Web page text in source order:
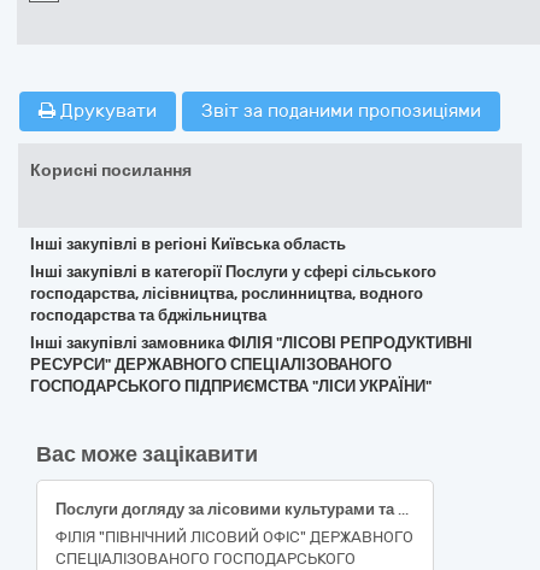
Друкувати Звіт за поданими пропозиціями
Корисні посилання
Інші закупівлі в регіоні Київська область
Інші закупівлі в категорії Послуги у сфері сільського
господарства, лісівництва, рослинництва, водного
господарства та бджільництва
Інші закупівлі замовника ФІЛІЯ "ЛІСОВІ РЕПРОДУКТИВНІ
РЕСУРСИ" ДЕРЖАВНОГО СПЕЦІАЛІЗОВАНОГО
ГОСПОДАРСЬКОГО ПІДПРИЄМСТВА "ЛІСИ УКРАЇНИ"
Вас може зацікавити
Послуги догляду за лісовими культурами та природним поновленням Шосткинське надлісництво
ФІЛІЯ "ПІВНІЧНИЙ ЛІСОВИЙ ОФІС" ДЕРЖАВНОГО
СПЕЦІАЛІЗОВАНОГО ГОСПОДАРСЬКОГО